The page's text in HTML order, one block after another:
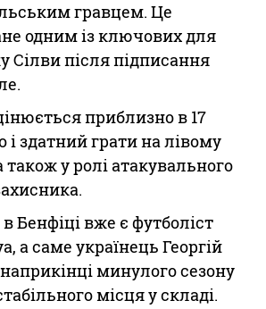
гравцем. Це
одним із ключових для
Сілви після підписання
приблизно в 17
і здатний грати на лівому
також у ролі атакувального
Бенфіці вже є футболіст
а саме українець Георгій
минулого сезону
місця у складі.